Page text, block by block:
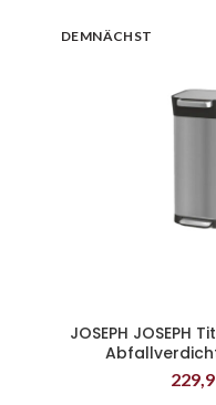
DEMNÄCHST
JOSEPH JOSEPH